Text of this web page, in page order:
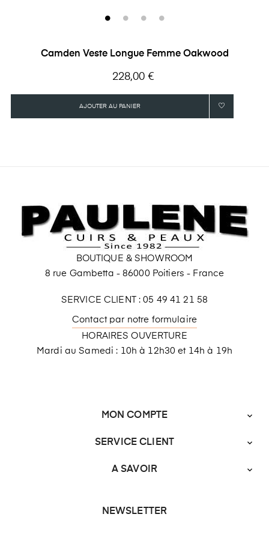
Camden Veste Longue Femme Oakwood
Prix
228,00 €
AJOUTER AU PANIER
BOUTIQUE & SHOWROOM
8 rue Gambetta - 86000 Poitiers - France
SERVICE CLIENT : 05 49 41 21 58
Contact par notre formulaire
HORAIRES OUVERTURE
Mardi au Samedi : 10h à 12h30 et 14h à 19h
MON COMPTE 
SERVICE CLIENT 
A SAVOIR 
NEWSLETTER